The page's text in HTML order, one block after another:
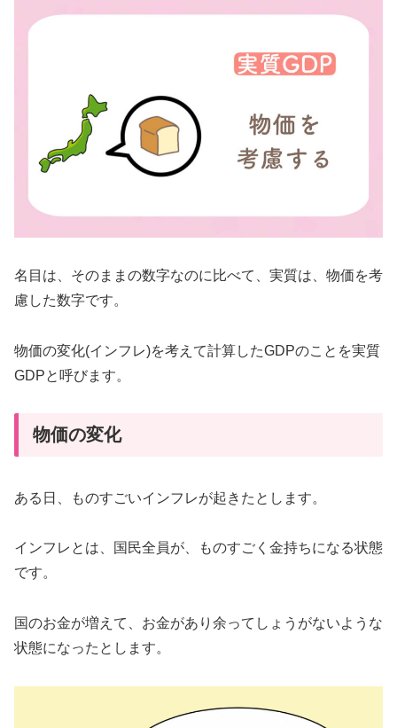
名目は、そのままの数字なのに比べて、実質は、物価を考
慮した数字です。
物価の変化(インフレ)を考えて計算したGDPのことを実質
GDPと呼びます。
物価の変化
ある日、ものすごいインフレが起きたとします。
インフレとは、国民全員が、ものすごく金持ちになる状態
です。
国のお金が増えて、お金があり余ってしょうがないような
状態になったとします。